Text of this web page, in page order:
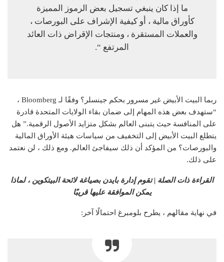
ما إذا كان ينبغي تسجيل بعض الرموز المميزة
كأوراق مالية ، أو كيفية الإشراف على البورصات ،
والعملات المستقرة ، ومنتجات الإقراض ذات العائد
المرتفع “.
ربما البيت الأبيض غير مسرور بحكم جينسلر؟ وفقًا لـ Bloomberg ،
“ستهدف بعض هذه المهام إلى ضمان بقاء الولايات المتحدة قادرة
على المنافسة حيث يتبنى العالم بشكل متزايد الأصول الرقمية.” هل
يتطلع البيت الأبيض إلى التخفيف من سياسات هيئة الأوراق المالية
والبورصات؟ من المؤكد أن ذلك سيفاجئ العالم. ومع ذلك ، لن نعتمد
على ذلك.
القراءة ذات الصلة | تقوم إدارة بايدن بصياغة لائحة البيتكوين ، لماذا
يمكن الموافقة عليها قريبًا
في نهاية مقالهم ، يطرح بلومبرغ احتمالًا آخر: